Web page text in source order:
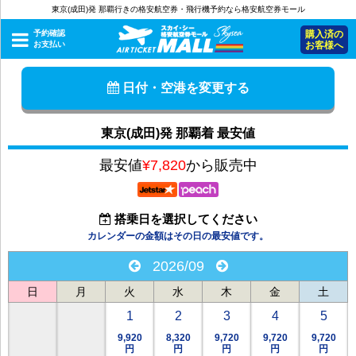
東京(成田)発 那覇行きの格安航空券・飛行機予約なら格安航空券モール
予約確認
お支払い
購入済の
お客様へ
日付・空港を変更する
東京(成田)発 那覇着 最安値
最安値¥7,820から販売中
搭乗日を選択してください
カレンダーの金額はその日の最安値です。
2026/09
日 月 火 水 木 金 土
1
9,920
円
2
8,320
円
3
9,720
円
4
9,720
円
5
9,720
円